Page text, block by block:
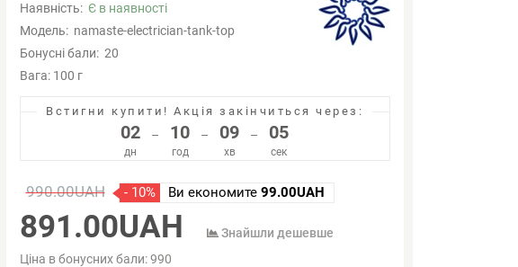
Наявність: Є в наявності
Модель: namaste-electrician-tank-top
Бонусні бали:20
Вага: 100 г
Встигни купити!Акція закінчиться через:
02
дн
– 10
год
– 09
хв
– 05
сек
990.00UAH - 10% Ви економите 99.00UAH
891.00UAH
Знайшли дешевше
Ціна в бонусних бали:990